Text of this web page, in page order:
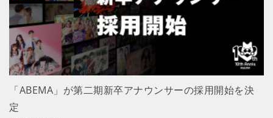
「ABEMA」が第二期新卒アナウンサーの採用開始を決
定